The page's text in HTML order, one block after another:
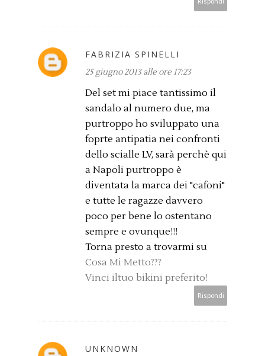
FABRIZIA SPINELLI
25 giugno 2013 alle ore 17:23
Del set mi piace tantissimo il
sandalo al numero due, ma
purtroppo ho sviluppato una
foprte antipatia nei confronti
dello scialle LV, sarà perchè qui
a Napoli purtroppo è
diventata la marca dei "cafoni"
e tutte le ragazze davvero
poco per bene lo ostentano
sempre e ovunque!!!
Torna presto a trovarmi su
Cosa Mi Metto???
Vinci iltuo bikini preferito!
Rispondi
UNKNOWN